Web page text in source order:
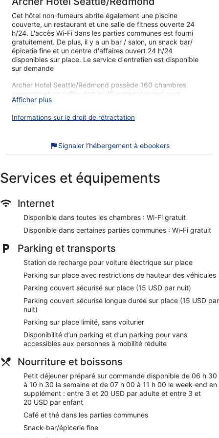
Cet hôtel non-fumeurs abrite également une piscine
couverte, un restaurant et une salle de fitness ouverte 24
h/24. L'accès Wi-Fi dans les parties communes est fourni
gratuitement. De plus, il y a un bar / salon, un snack bar/
épicerie fine et un centre d'affaires ouvert 24 h/24
disponibles sur place. Le service d'entretien est disponible
sur demande
Archer Hotel Seattle/Redmond possède 160 chambres
comprenant un coffre-fort (suffisamment grand pour
accueillir un ordinateur portable) et une machine à espresso.
préparés avec une couette en duvet d'oie et de la literie de
Les salles de bain comprennent des peignoirs, des
chaussons, des articles de toilette de luxe et des articles de
également disponibles. De plus, les chambres possèdent de
l'eau minérale (offerte) et un sèche-cheveux. Une literie
remplacement des draps sont disponibles sur demande. Un
service de ménage est fourni tous les jours.
Cet hôtel propose une piscine couverte et une salle de
Les activités de loisir répertoriées ci-dessous sont
accessibles directement sur place ou à proximité. Ces
Nos clients nous ont dit qu'ils avaient été enchantés par
Archer Hotel Seattle/Redmond et son emplacement. Lors de
votre séjour, vous serez en liaison directe avec un centre
commercial et à seulement quelques minutes de marche de
Centre commercial Redmond Town Center. Vous pourrez
profiter de services et équipements comme l'accès Wi-Fi à
Internet gratuit et une piscine couverte, sans oublier un
restaurant. Cet hébergement propose certains services et
équipements pour chouchouter les boules de tous poils,
notamment des gamelles pour l'eau et la nourriture et une
zone de promenade sans laisse.
Wi-Fi gratuit
Vous profiterez de spécialités Cuisine américaine à AKB,
a hotel bar
Petit déjeuner préparé sur commande servi tous les jours
Afficher plus
Informations sur le droit de rétractation
Signaler l’hébergement à ebookers
Services et équipements
Internet
Disponible dans toutes les chambres : Wi-Fi gratuit
Disponible dans certaines parties communes : Wi-Fi gratuit
Parking et transports
Station de recharge pour voiture électrique sur place
Parking sur place avec restrictions de hauteur des véhicules
Parking couvert sécurisé sur place (15 USD par nuit)
Parking couvert sécurisé longue durée sur place (15 USD par
nuit)
Parking sur place limité, sans voiturier
Disponibilité d’un parking et d’un parking pour vans
accessibles aux personnes à mobilité réduite
Nourriture et boissons
Petit déjeuner préparé sur commande disponible de 06 h 30
à 10 h 30 la semaine et de 07 h 00 à 11 h 00 le week-end en
supplément : entre 3 et 20 USD par adulte et entre 3 et
20 USD par enfant
Café et thé dans les parties communes
Snack-bar/épicerie fine